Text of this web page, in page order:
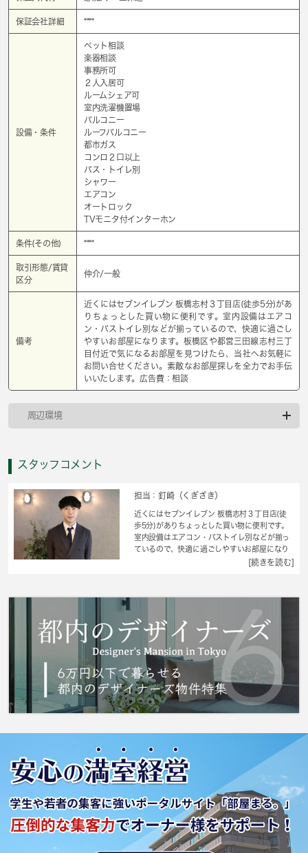
保証会社詳細 ****
設備・条件
ペット相談
楽器相談
事務所可
２人入居可
ルームシェア可
室内洗濯機置場
バルコニー
ルーフバルコニー
都市ガス
コンロ２口以上
バス・トイレ別
シャワー
エアコン
オートロック
TVモニタ付インターホン
条件(その他) ****
取引形態/賃貸
区分
仲介/一般
備考
近くにはセブンイレブン 板橋志村３丁目店(徒歩5分)があ
りちょっとした買い物に便利です。室内設備はエアコ
ン・バストイレ別などが揃っているので、快適に過ごし
やすいお部屋になります。板橋区や都営三田線志村三丁
目付近で気になるお部屋を見つけたら、当社へお気軽に
お問い合せください。素敵なお部屋探しを全力でお手伝
いいたします。広告費：相談
周辺環境
スタッフコメント
担当：釘崎（くぎざき）
近くにはセブンイレブン 板橋志村３丁目店(徒
歩5分)がありちょっとした買い物に便利です。
室内設備はエアコン・バストイレ別などが揃っ
ているので、快適に過ごしやすいお部屋になり
ます。セキュリティ面は、オートロック・TVイ
収納できるクロゼットのある物件です。プライ
きます。 城南コミュニティでは、都営三田線
志村三丁目周辺の不動産情報を取り扱っており
ます。アクセス良好で快適な生活をご提供いた
します。
[続きを読む]